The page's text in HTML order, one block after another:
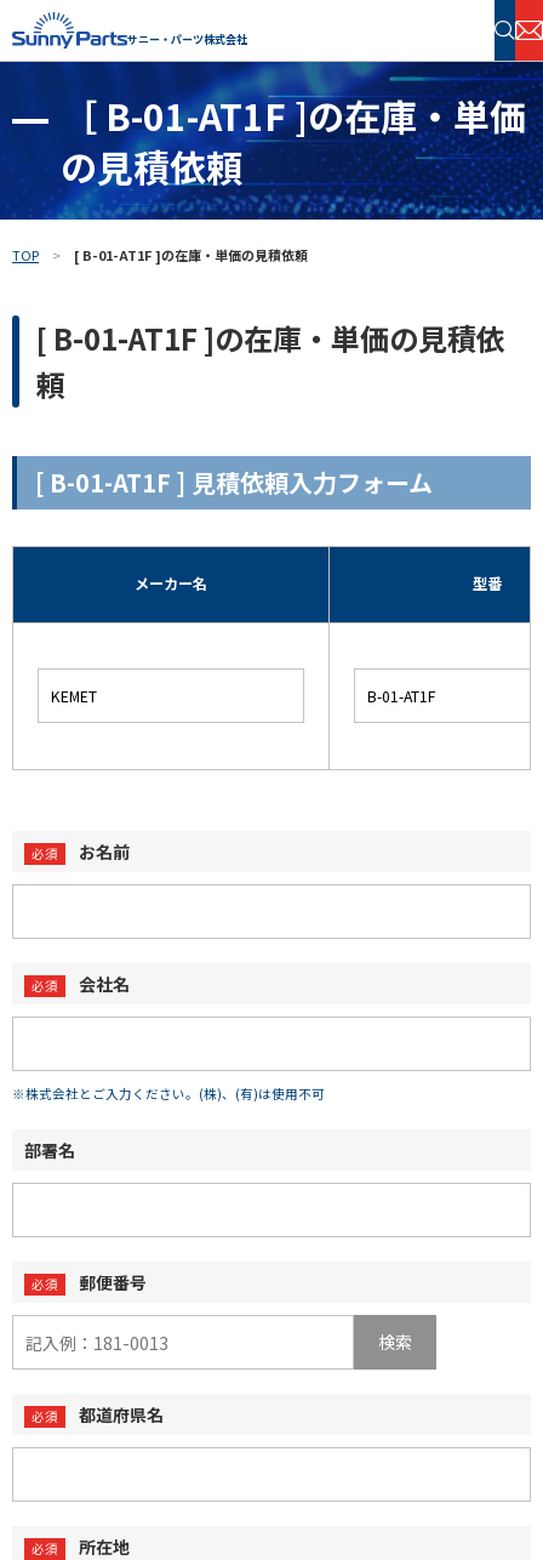
サニー・パーツ株式会社
半導体・電子部品 在庫検索
フリーワードで探す
［ B-01-AT1F ]の在庫・単価
の見積依頼
TOP [ B-01-AT1F ]の在庫・単価の見積依頼
[ B-01-AT1F ]の在庫・単価の見積依
頼
[ B-01-AT1F ] 見積依頼入力フォーム
メーカー名 型番
お名前
会社名
※株式会社とご入力ください。(株)、(有)は使用不可
部署名
郵便番号
検索
都道府県名
所在地